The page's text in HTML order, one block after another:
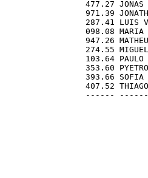
477.27 JONAS
971.39
287.41 LUIS
098.08 MARIA
947.26
274.55
103.64 PAULO
353.60
393.66 SOFIA
407.52
------